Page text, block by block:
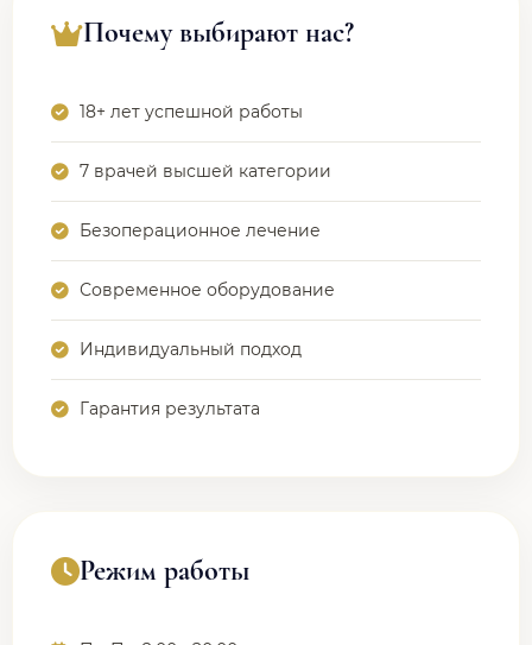
Почему выбирают нас?
18+ лет успешной работы
7 врачей высшей категории
Безоперационное лечение
Современное оборудование
Индивидуальный подход
Гарантия результата
Режим работы